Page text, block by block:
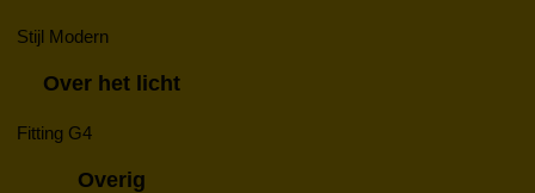
Stijl Modern
Over het licht
Fitting G4
Overig